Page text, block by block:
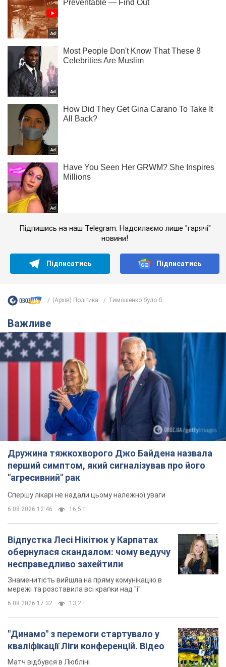
Підпишись на наш Telegram. Надсилаємо лише "гарячі"
новини!
Підписатись Підписатись
(Архів) Політика Тимошенко було б...
Важливе
Дружина тяжкохворого Джо Байдена назвала
перший симптом, який сигналізував про його
"агресивний" рак
Спершу лікарі не надали цьому належної уваги
6.08.2026 12:46 16,5 т.
Відпустка Лесі Нікітюк у Карпатах
обернулася скандалом: чому ведучу
несправедливо захейтили
Знаменитість вийшла на пряму комунікацію в
мережі та розставила всі крапки над "і"
6.08.2026 17:32 13,2 т.
"Динамо" з перемоги стартувало у
кваліфікації Ліги конференцій. Відео
Матч відбувся в Любліні